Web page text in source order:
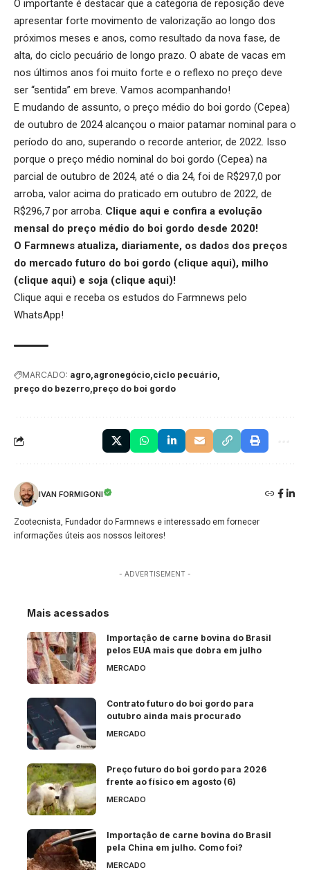
O importante é destacar que a categoria de reposição deve
apresentar forte movimento de valorização ao longo dos
próximos meses e anos, como resultado da nova fase, de
alta, do ciclo pecuário de longo prazo. O abate de vacas em
nos últimos anos foi muito forte e o reflexo no preço deve
ser “sentida” em breve. Vamos acompanhando!
E mudando de assunto, o preço médio do boi gordo (Cepea)
de outubro de 2024 alcançou o maior patamar nominal para o
período do ano, superando o recorde anterior, de 2022. Isso
porque o preço médio nominal do boi gordo (Cepea) na
parcial de outubro de 2024, até o dia 24, foi de R$297,0 por
arroba, valor acima do praticado em outubro de 2022, de
R$296,7 por arroba. Clique aqui e confira a evolução
mensal do preço médio do boi gordo desde 2020!
O Farmnews atualiza, diariamente, os dados dos preços
do mercado futuro do boi gordo (clique aqui), milho
(clique aqui) e soja (clique aqui)!
Clique aqui e receba os estudos do Farmnews pelo
WhatsApp!
MARCADO: agro agronegócio ciclo pecuário
preço do bezerro preço do boi gordo
IVAN FORMIGONI
Zootecnista, Fundador do Farmnews e interessado em fornecer
informações úteis aos nossos leitores!
- ADVERTISEMENT -
Mais acessados
Importação de carne bovina do Brasil
pelos EUA mais que dobra em julho
MERCADO
Contrato futuro do boi gordo para
outubro ainda mais procurado
MERCADO
Preço futuro do boi gordo para 2026
frente ao físico em agosto (6)
MERCADO
Importação de carne bovina do Brasil
pela China em julho. Como foi?
MERCADO